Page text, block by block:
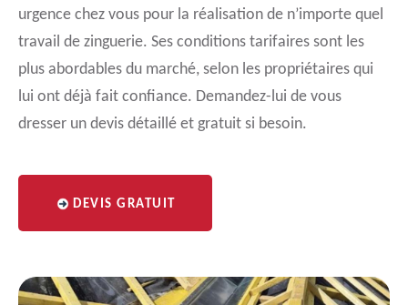
urgence chez vous pour la réalisation de n’importe quel
travail de zinguerie. Ses conditions tarifaires sont les
plus abordables du marché, selon les propriétaires qui
lui ont déjà fait confiance. Demandez-lui de vous
dresser un devis détaillé et gratuit si besoin.
DEVIS GRATUIT